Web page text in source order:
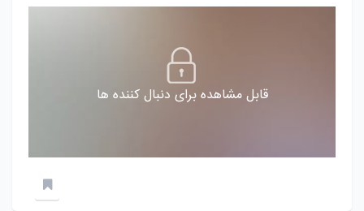
قابل مشاهده برای دنبال کننده ها